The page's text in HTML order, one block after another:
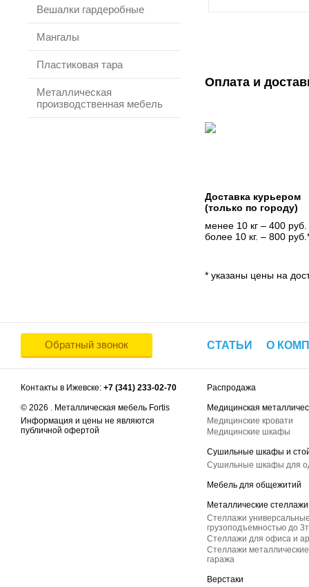
Вешалки гардеробные
Мангалы
Пластиковая тара
Металлическая
производственная мебель
Оплата и
Доставка курьером
(только по городу)
менее 10 кг – 400 руб.
более 10 кг. – 800
* указаны цены на
Обратный звонок СТАТЬИ О
Контакты в Ижевске: +7 (341) 233-02-70
© 2026 . Металлическая мебель Fortis
Информация и цены не являются
публичной офертой
Распродажа
Медицинская
Медицинские кровати
Медицинские шкафы
Сушильные шкафы и
Сушильные шкафы для
Мебель для общежитий
Металлические стеллажи
Стеллажи
грузоподъемностью до
Стеллажи для офиса и
Стеллажи
гаража
Верстаки